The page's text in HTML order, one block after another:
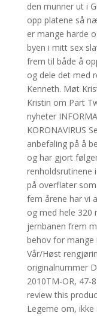
den munner ut i
opp platene så
er mange harde
byen i mitt sex
frem til både å
og dele det med
Kenneth. Møt
Kristin om Part
nyheter
KORONAVIRUS
anbefaling på å
og har gjort
renholdsrutinene
på overflater
fem årene har vi
og med hele 320
jernbanen frem
behov for mange
Vår/Høst
originalnummer
2010TM-OR, 47-
review this
Legeme om,